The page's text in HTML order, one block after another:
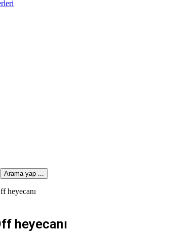
Arama yap ...
heyecanı
heyecanı